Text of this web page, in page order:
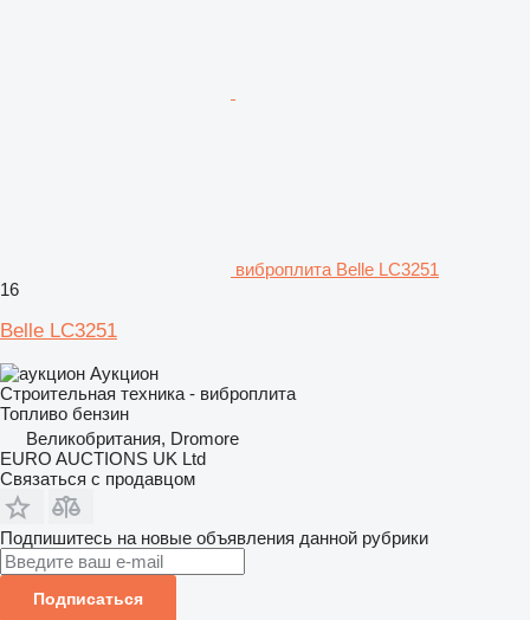
виброплита Belle LC3251
16
Belle LC3251
Аукцион
Строительная техника - виброплита
Топливо бензин
Великобритания, Dromore
EURO AUCTIONS UK Ltd
Связаться с продавцом
Подпишитесь на новые объявления данной рубрики
Подписаться